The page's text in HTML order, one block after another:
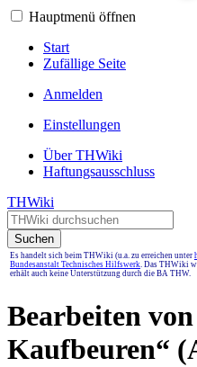
Hauptmenü öffnen
Start
Zufällige Seite
Anmelden
Einstellungen
Über THWiki
Haftungsausschluss
THWiki
Suchen
Es handelt sich beim THWiki (u.a. zu erreichen unter
Bundesanstalt Technisches Hilfswerk. Das THWiki
erhält auch keine Unterstützung durch die BA THW.
Bearbeiten
Kaufbeuren“